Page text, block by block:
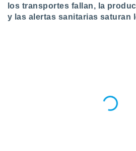
más
nuestra
los transportes fallan, la
y las alertas sanitarias saturan